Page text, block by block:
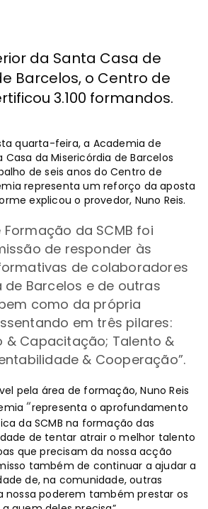
da Santa Casa de
Barcelos, o Centro de
3.100 formandos.
quarta-feira, a Academia de
da Misericórdia de Barcelos
de seis anos do Centro de
representa um reforço da aposta
explicou o provedor, Nuno Reis.
da SCMB foi
de responder às
de colaboradores
de Barcelos e de outras
como da própria
em três pilares:
& Capacitação; Talento &
& Cooperação”.
pela área de formação, Nuno Reis
“representa o aprofundamento
da SCMB na formação das
de tentar atrair o melhor talento
que precisam da nossa acção
também de continuar a ajudar a
de, na comunidade, outras
nossa poderem também prestar os